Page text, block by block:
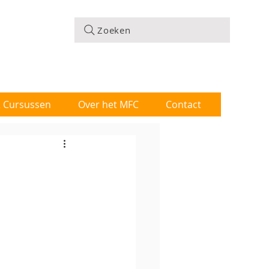
Zoeken
Over het MFC Contact